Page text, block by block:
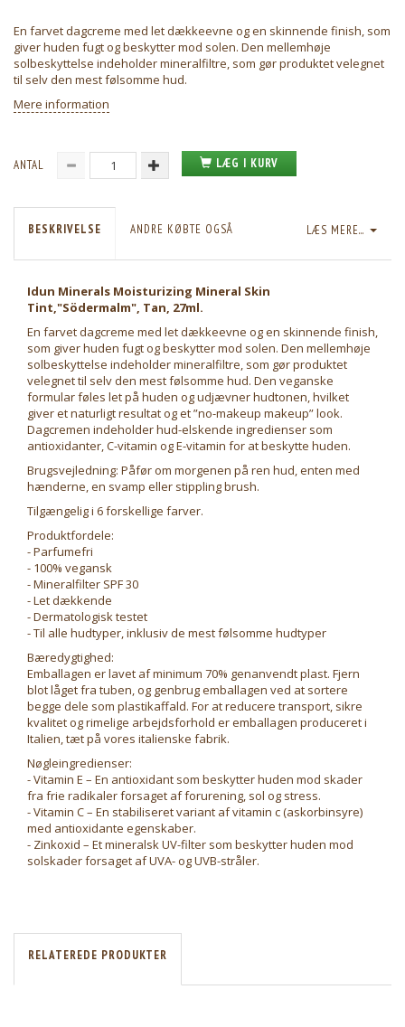
En farvet dagcreme med let dækkeevne og en skinnende finish, som
giver huden fugt og beskytter mod solen. Den mellemhøje
solbeskyttelse indeholder mineralfiltre, som gør produktet velegnet
til selv den mest følsomme hud.
Mere information
ANTAL LÆG I KURV
LÆS MERE...
BESKRIVELSE ANDRE KØBTE OGSÅ
Idun Minerals Moisturizing Mineral Skin
Tint,"Södermalm", Tan, 27ml.
En farvet dagcreme med let dækkeevne og en skinnende finish,
som giver huden fugt og beskytter mod solen. Den mellemhøje
solbeskyttelse indeholder mineralfiltre, som gør produktet
velegnet til selv den mest følsomme hud. Den veganske
formular føles let på huden og udjævner hudtonen, hvilket
giver et naturligt resultat og et ”no-makeup makeup” look.
Dagcremen indeholder hud-elskende ingredienser som
antioxidanter, C-vitamin og E-vitamin for at beskytte huden.
Brugsvejledning: Påfør om morgenen på ren hud, enten med
hænderne, en svamp eller stippling brush.
Tilgængelig i 6 forskellige farver.
Produktfordele:
- Parfumefri
- 100% vegansk
- Mineralfilter SPF 30
- Let dækkende
- Dermatologisk testet
- Til alle hudtyper, inklusiv de mest følsomme hudtyper
Bæredygtighed:
Emballagen er lavet af minimum 70% genanvendt plast. Fjern
blot låget fra tuben, og genbrug emballagen ved at sortere
begge dele som plastikaffald. For at reducere transport, sikre
kvalitet og rimelige arbejdsforhold er emballagen produceret i
Italien, tæt på vores italienske fabrik.
Nøgleingredienser:
- Vitamin E – En antioxidant som beskytter huden mod skader
fra frie radikaler forsaget af forurening, sol og stress.
- Vitamin C – En stabiliseret variant af vitamin c (askorbinsyre)
med antioxidante egenskaber.
- Zinkoxid – Et mineralsk UV-filter som beskytter huden mod
solskader forsaget af UVA- og UVB-stråler.
RELATEREDE PRODUKTER